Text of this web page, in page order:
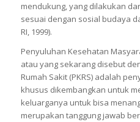
mendukung, yang dilakukan
sesuai dengan sosial budaya
RI, 1999).
Penyuluhan Kesehatan
atau yang sekarang disebut
Rumah Sakit (PKRS) adalah
khusus dikembangkan untuk
keluarganya untuk bisa
merupakan tanggung jawab